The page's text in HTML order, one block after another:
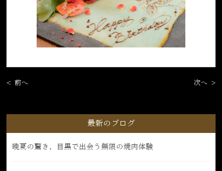
< 前へ 次へ >
最新のブログ
晩夏の驚き、目黒で出会う無限の焼肉体験